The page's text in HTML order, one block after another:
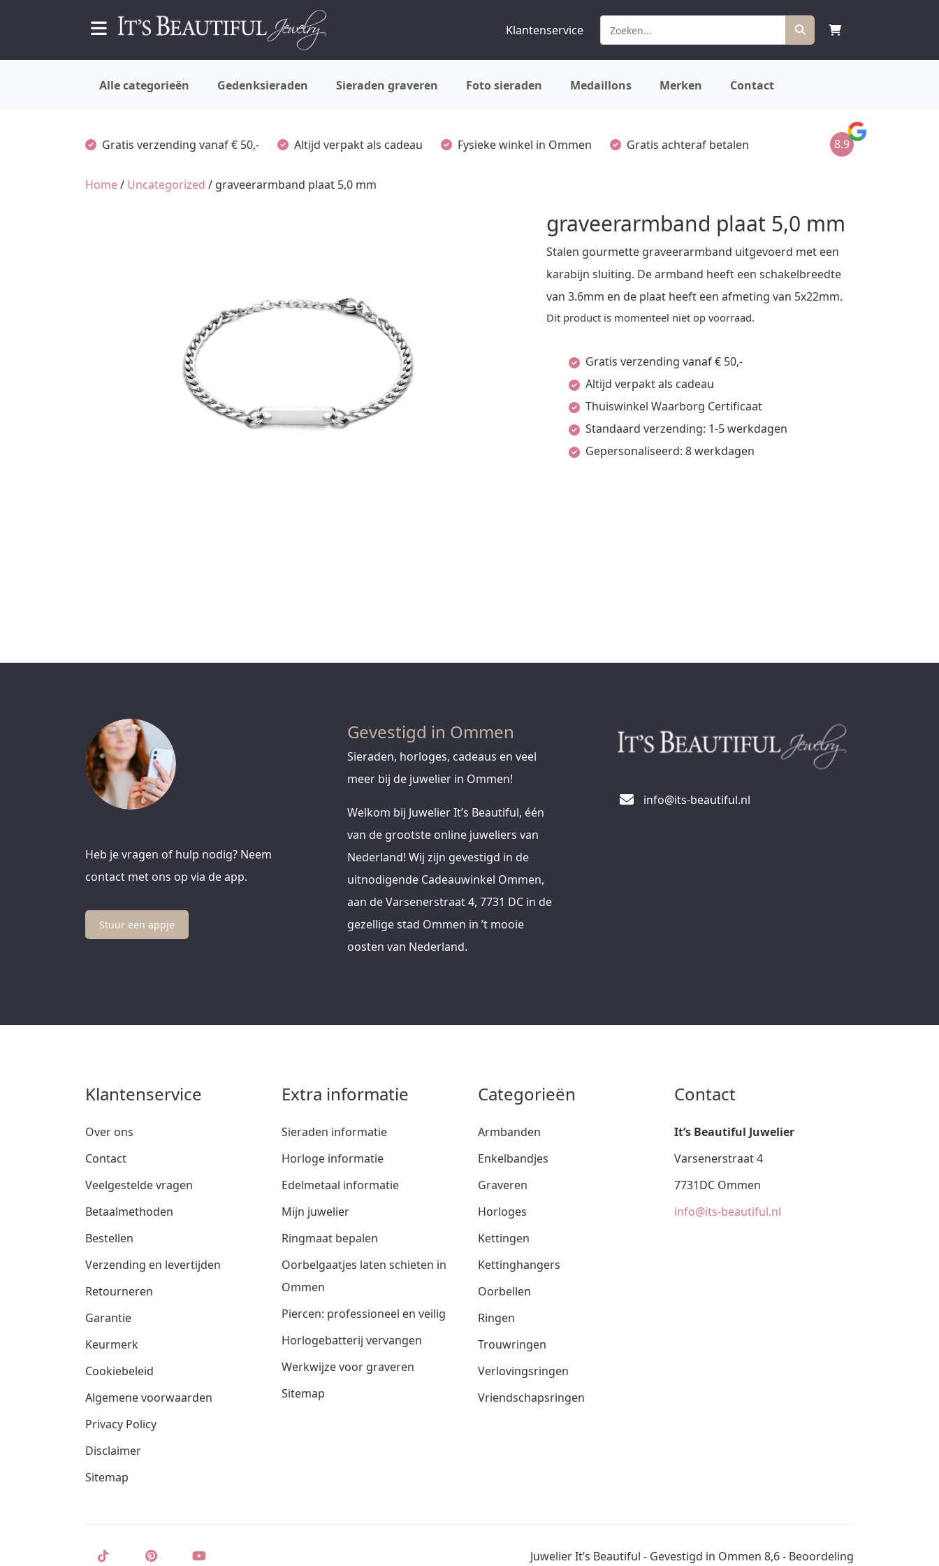
Klantenservice
Alle categorieën Gedenksieraden Sieraden graveren Foto sieraden Medaillons Merken Contact
Gratis verzending vanaf € 50,- Altijd verpakt als cadeau Fysieke winkel in Ommen Gratis achteraf betalen 8.9
Home/ Uncategorized / graveerarmband plaat 5,0 mm
graveerarmband plaat 5,0 mm
Stalen gourmette graveerarmband uitgevoerd met een
karabijn sluiting. De armband heeft een schakelbreedte
van 3.6mm en de plaat heeft een afmeting van 5x22mm.
Dit product is momenteel niet op voorraad.
Gratis verzending vanaf € 50,-
Altijd verpakt als cadeau
Thuiswinkel Waarborg Certificaat
Standaard verzending: 1-5 werkdagen
Gepersonaliseerd: 8 werkdagen
Heb je vragen of hulp nodig? Neem
contact met ons op via de app.
Stuur een appje
Gevestigd in Ommen
Sieraden, horloges, cadeaus en veel
meer bij de juwelier in Ommen!
Welkom bij Juwelier It’s Beautiful, één
van de grootste online juweliers van
Nederland! Wij zijn gevestigd in de
uitnodigende Cadeauwinkel Ommen,
aan de Varsenerstraat 4, 7731 DC in de
gezellige stad Ommen in ’t mooie
oosten van Nederland.
info@its-beautiful.nl
Klantenservice
Over ons
Contact
Veelgestelde vragen
Betaalmethoden
Bestellen
Verzending en levertijden
Retourneren
Garantie
Keurmerk
Cookiebeleid
Algemene voorwaarden
Privacy Policy
Disclaimer
Sitemap
Extra informatie
Sieraden informatie
Horloge informatie
Edelmetaal informatie
Mijn juwelier
Ringmaat bepalen
Oorbelgaatjes laten schieten in
Ommen
Piercen: professioneel en veilig
Horlogebatterij vervangen
Werkwijze voor graveren
Sitemap
Categorieën
Armbanden
Enkelbandjes
Graveren
Horloges
Kettingen
Kettinghangers
Oorbellen
Ringen
Trouwringen
Verlovingsringen
Vriendschapsringen
Contact
It’s Beautiful Juwelier
Varsenerstraat 4
7731DC Ommen
info@its-beautiful.nl
Juwelier It’s Beautiful - Gevestigd in Ommen 8,6 - Beoordeling